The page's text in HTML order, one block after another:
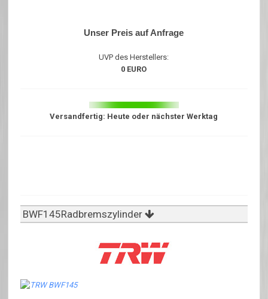
Unser Preis auf Anfrage
UVP des Herstellers:
0 EURO
Versandfertig: Heute oder nächster Werktag
BWF145Radbremszylinder